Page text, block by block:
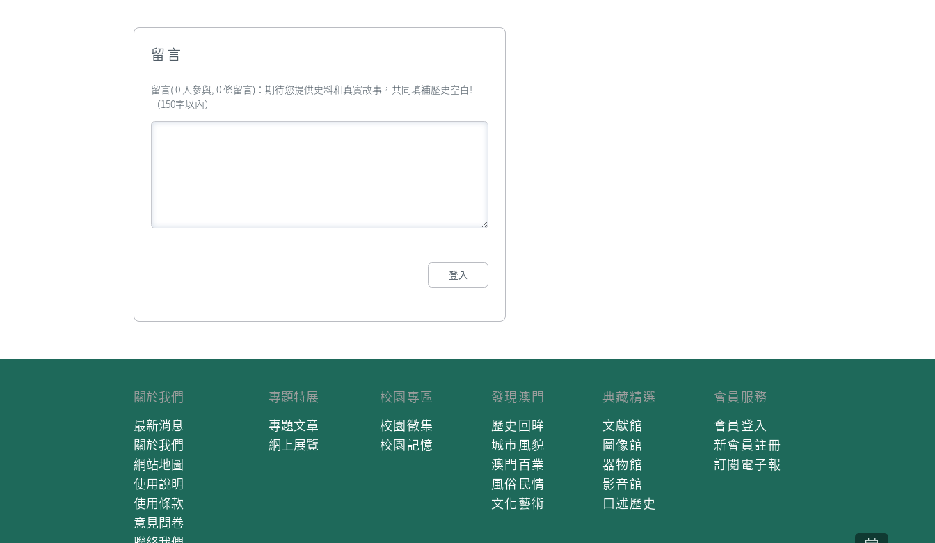
留言
留言( 0 人參與, 0 條留言)：期待您提供史料和真實故事，共同填補歷史空白!
（150字以內）
登入
關於我們
最新消息
關於我們
網站地圖
使用說明
使用條款
意見問卷
專題特展
專題文章
網上展覽
校園專區
校園徵集
校園記憶
發現澳門
歷史回眸
城市風貌
澳門百業
風俗民情
文化藝術
典藏精選
文獻館
圖像館
器物館
影音館
口述歷史
會員服務
會員登入
新會員註冊
訂閱電子報